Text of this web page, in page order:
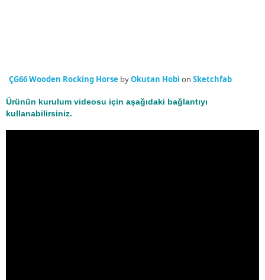
ÇG66 Wooden Rocking Horse byOkutan Hobi on Sketchfab
Ürünün kurulum videosu için aşağıdaki bağlantıyı
kullanabilirsiniz.